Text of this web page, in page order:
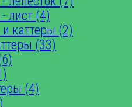
- лист (4)
каттеры (2)
(33)
(4)